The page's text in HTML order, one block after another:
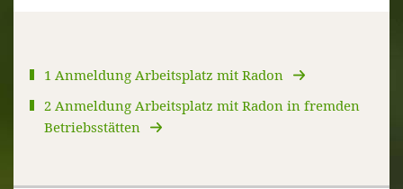
1 Anmeldung Arbeitsplatz mit Radon
2 Anmeldung Arbeitsplatz mit Radon in fremden
Betriebsstätten